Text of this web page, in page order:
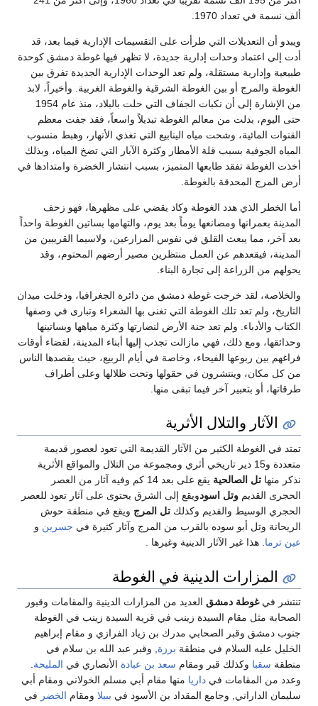
ألف نسمة في تعداد 1970.
ويبدو أن التعديلات التي طرأت على التقسيمات الإدارية فيما بعد، قد
أدت إلى اعتماد وحدات إدارية جديدة، لا تظهر فيها غوطة دمشق كوحدة
طبيعية وإدارية مستقلة، ولم تعد الوحدات الإدارية الجديدة تفرق بين
الغوطة والمرج أو بين الغوطة الشرقية والغوطة الغربية. وأخيراً، لابد
من الإشارة إلى أن نكبات الجفاف التي حلت بالبلاد، منذ عام 1954
حتى اليوم، بدلت من معالم الغوطة تبديلاً واسعاً، فقد جفت معظم
القنوات المائية، وشحت مياه الينابيع التي تغذي الأنهار، وهبط منسوب
المياه الجوفية بسبب قلة الأمطار وكثرة الآبار التي تضخ المياه، وبذلك
أخذت الغوطة تفقد طابعها المتميز، بسبب انتشار الخضرة وامتدادها في
أرض المرج المحدقة بالغوطة.
أما الخطر الذي هدد الغوطة وكاد يقضي على مظهرها، فهو زحف
المدينة بعمرانها ومصانعها يوماً بعد يوم، والتهامها بساتين الغوطة واحداً
بعد آخر، مما يبعث القلق في نفوس المزارعين، ولاسيما القريبين من
المدينة، فيقعدهم عن العمل منتظرين مصير أرضهم المحتوم، وقد
يحولهم من الزراعة إلى تجارة البناء.
والخلاصة، لقد خرجت غوطة دمشق من دائرة الجغرافيا، ودخلت ميدان
التاريخ، ولم تعد تلك الغوطة التي تغنى بها الشعراء وتبارى في وصفها
الكتاب والأدباء. ولم تعد جنة الأرض لنضارتها وكثرة مياهها وبساتينها
وحدائقها، ومع ذلك، فهي مازالت تجذب إليها أبناء المدينة، لقضاء أوقات
فراغهم بين ربوعها الفيحاء، وخاصة في أيام الربيع، حيث يقصدها الناس
من كل مكان، وينتشرون في حقولها وتحت ظلالها وعلى أطراف
طرقاتها، أو بتعبير آخر فيما تبقى منها.
الآثار والتلال الأثرية
تمتد في الغوطة الكثير من الآثار القديمة التي تعود لعصور قديمة
متعددة و15 دير تاريخي أثري ومجموعة من التلال والمواقع الأثرية
نذكر منها تل الصالحية
يقع على بعد 14 كم وفيه آثار من العصر
الحجرى القديم وتل اسودويقع إلى الشرق يحتوى على آثار تعود للعصر
الحجري الوسيط والقديم وكذلك تل المرج ويقع في منطقة حوش
الريحانة وتل أبو سوده بالقرب من المرج وآثار كثيرة في جسرين و
عين ترما . هذا غير الآثار الدينية وغيرها .
المزارات الدينية في الغوطة
تنتشر فيغوطة دمشق العديد من المزارات الدينية والمقامات وقبور
الصحابة مثل مقام السيدة زينب في قرية السيدة زينب في الغوطة
جنوب دمشق وقبر الصحابي مدرك بن زياد الفرازي و مقام إبراهيم
الخليل عليه السلام في منطقة برزة , وقبر عبد الله بن سلام في
منطقة سقبا وكذلك قبر ومقام سعد بن عبادة الأنصاري في المليحة
وعدد من المقامات في داريا منها مقام أبي مسلم الخولاني ومقام أبي
سليمان الداراني, وجامع المقداد بن الأسود في ببيلا ومقام الخضر في